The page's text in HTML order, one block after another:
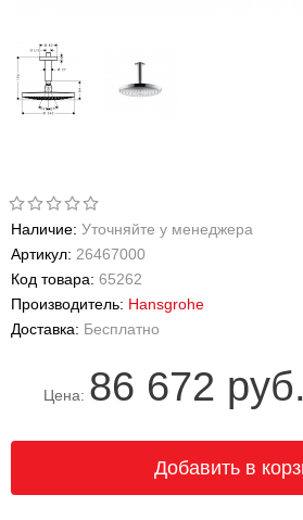
Наличие: Уточняйте у менеджера
Артикул: 26467000
Код товара: 65262
Производитель: Hansgrohe
Доставка: Бесплатно
Цена: 86 672 руб.